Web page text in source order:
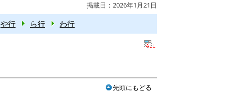
掲載日：2026年1月21日
や行 ら行 わ行
先頭にもどる